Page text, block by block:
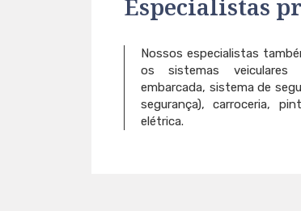
Especialistas
Nossos especialistas
os sistemas veiculares
embarcada, sistema de
segurança), carroceria,
elétrica.